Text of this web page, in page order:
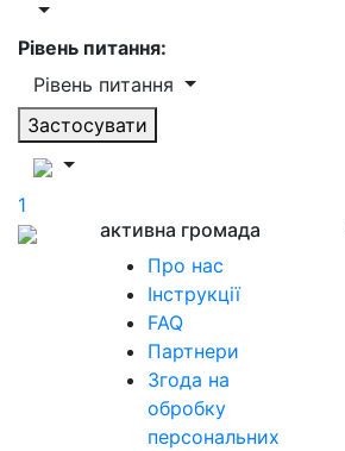
Рівень питання:
Рівень питання
Застосувати
1
активна громада
Про нас
Інструкції
FAQ
Партнери
Згода на
обробку
персональних